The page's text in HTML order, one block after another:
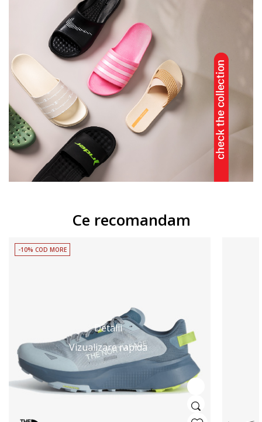
Ce recomandam
Detalii
Vizualizare rapida
-10% COD MORE